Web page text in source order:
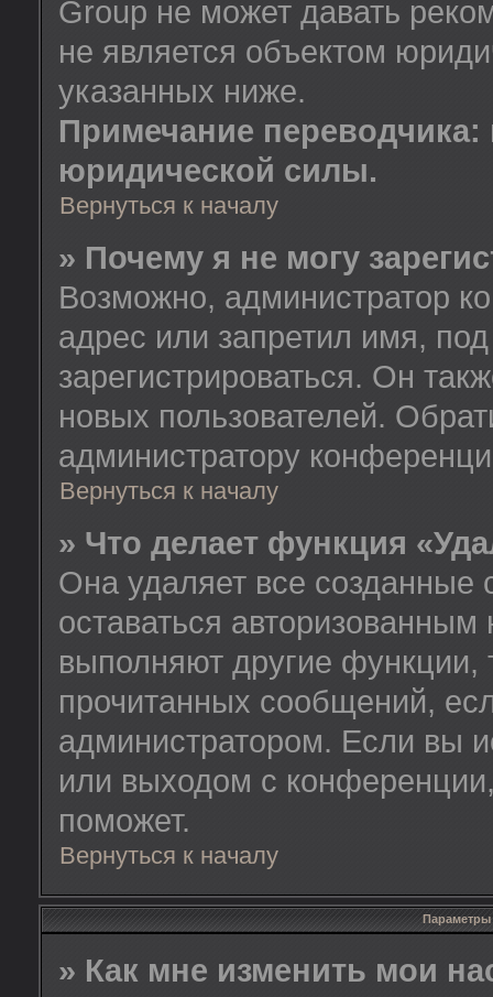
Group не может давать
не является объектом
указанных ниже.
Примечание
юридической силы.
Вернуться к началу
» Почему я не могу
Возможно, администратор
адрес или запретил имя,
зарегистрироваться. Он
новых пользователей.
администратору
Вернуться к началу
» Что делает функция
Она удаляет все созданные
оставаться
выполняют другие функции,
прочитанных сообщений,
администратором. Если вы
или выходом с
поможет.
Вернуться к началу
Параметры
» Как мне изменить мои